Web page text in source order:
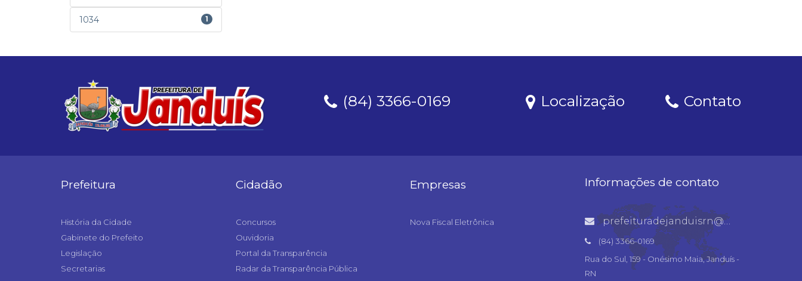
1034 1
(84) 3366-0169 Localização Contato
Prefeitura
História da Cidade
Gabinete do Prefeito
Legislação
Secretarias
Cidadão
Concursos
Ouvidoria
Portal da Transparência
Radar da Transparência Pública
Empresas
Nova Fiscal Eletrônica
Informações de contato
prefeituradejanduisrn@gmail.com
(84) 3366-0169
Rua do Sul, 159 - Onésimo Maia, Janduís -
RN